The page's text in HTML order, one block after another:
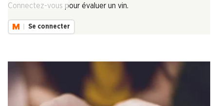
Connectez-vous pour évaluer un vin.
Se connecter